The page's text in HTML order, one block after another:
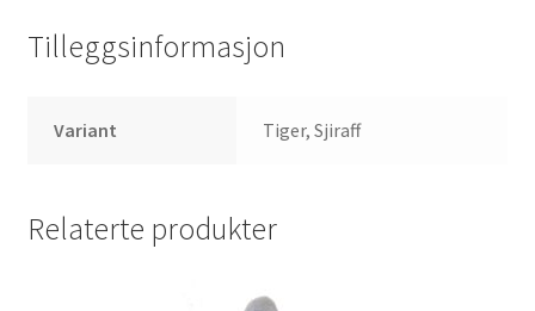
Tilleggsinformasjon
Variant Tiger, Sjiraff
Relaterte produkter